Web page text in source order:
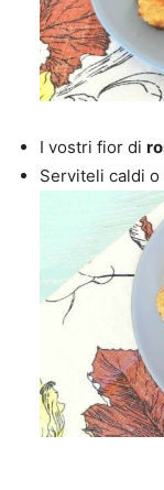
I vostri fior di
Serviteli caldi